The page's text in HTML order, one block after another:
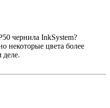
чернила InkSystem?
некоторые цвета более